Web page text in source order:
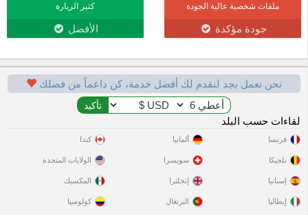
ملفات شخصية عالية الجودة
جودة مؤكدة
كثير الزيارة
الأفضل
نحن نعمل بجد لنقدم لك أفضل خدمة، كن داعماً من فضلك
لقاءات حسب البلد
فرنسا
بلجيكا
إسبانيا
إيطاليا
ألمانيا
سويسرا
إنجلترا
البرتغال
كندا
الولايات المتحدة
المكسيك
كولومبيا